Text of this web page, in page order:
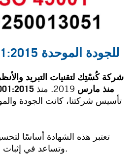
شهادة ISO 9001:2015 للجودة الموحدة
شركة كُسْتِك لتقنيات التبريد
وفقًا لمعيار EN ISO 9001:2015 منذ مارس
2019. منذ
تأسيس شركتنا، كانت الجودة
تعتبر هذه الشهادة أساسًا
وتساعد في إثبات المعايير العالية للجودة.